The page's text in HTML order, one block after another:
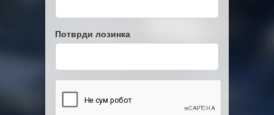
Потврди лозинка